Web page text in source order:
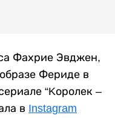
Фахрие Эвджен,
Фериде в
“Kоролек –
в Instagram